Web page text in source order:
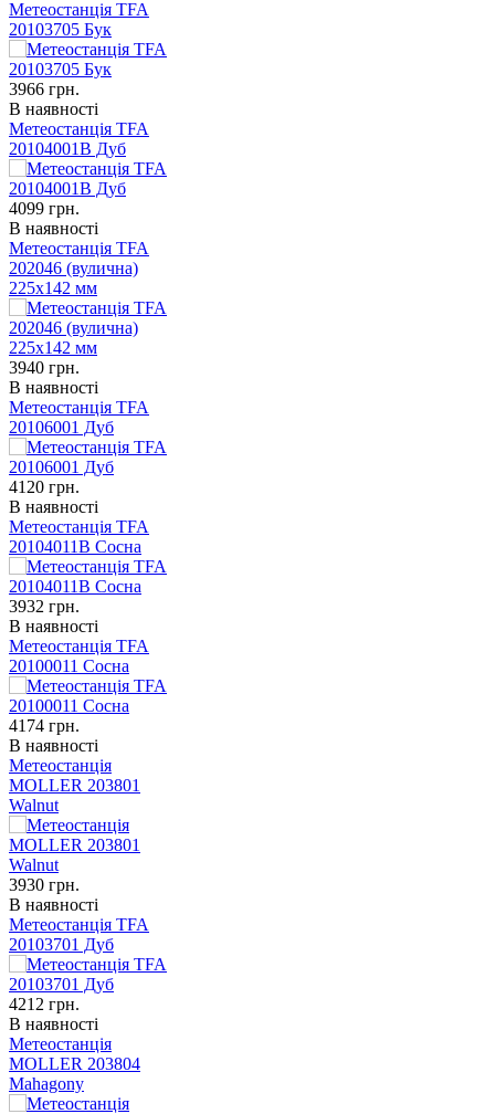
Метеостанція TFA
20103705 Бук
3966 грн.
В наявності
Метеостанція TFA
20104001B Дуб
4099 грн.
В наявності
Метеостанція TFA
202046 (вулична)
225x142 мм
3940 грн.
В наявності
Метеостанція TFA
20106001 Дуб
4120 грн.
В наявності
Метеостанція TFA
20104011B Сосна
3932 грн.
В наявності
Метеостанція TFA
20100011 Сосна
4174 грн.
В наявності
Метеостанція
MOLLER 203801
Walnut
3930 грн.
В наявності
Метеостанція TFA
20103701 Дуб
4212 грн.
В наявності
Метеостанція
MOLLER 203804
Mahagony